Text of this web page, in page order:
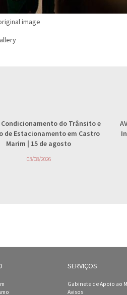
image
Condicionamento do Trânsito e
de Estacionamento em Castro
Marim | 15 de agosto
03/08/2026
SERVIÇOS
Gabinete de Apoio ao
Avisos